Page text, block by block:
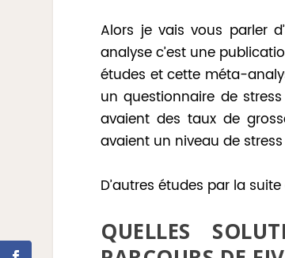
Alors je vais vous parler
analyse c’est une
études et cette méta-
un questionnaire de
avaient des taux de
avaient un niveau de
D’autres études par la
QUELLES